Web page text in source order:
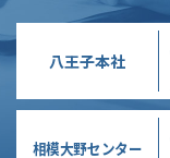
八王子本社
相模大野センター